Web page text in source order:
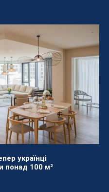
українці
понад 100 м²